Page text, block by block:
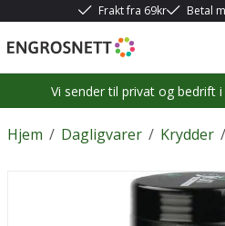
Frakt fra 69kr Betal
Vi sender til privat og bedrift
/
Hjem /
Dagligvarer /
Krydder